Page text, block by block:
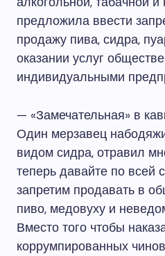
предложила ввести
продажу пива, сидра,
оказании услуг
индивидуальными
— «Замечательная» в
Один мерзавец
видом сидра, отравил
теперь давайте по всей
запретим продавать в
пиво, медовуху и
Вместо того чтобы
коррумпированных